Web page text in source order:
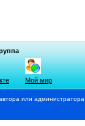
Мой мир
или